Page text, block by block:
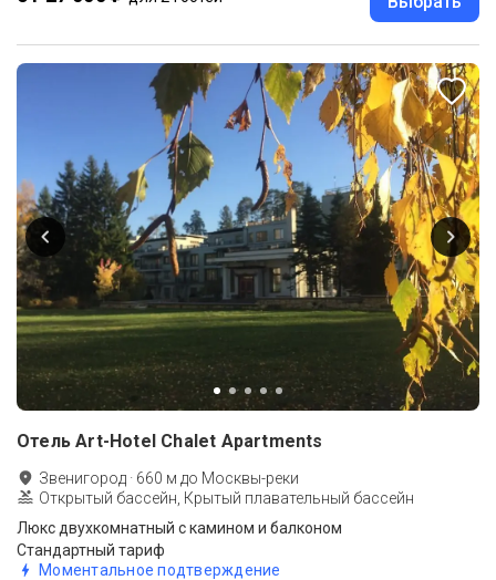
Отель Art-Hotel Chalet Apartments
Звенигород · 660 м до Москвы-реки
Открытый бассейн, Крытый плавательный бассейн
Люкс двухкомнатный с камином и балконом
Стандартный тариф
Моментальное подтверждение